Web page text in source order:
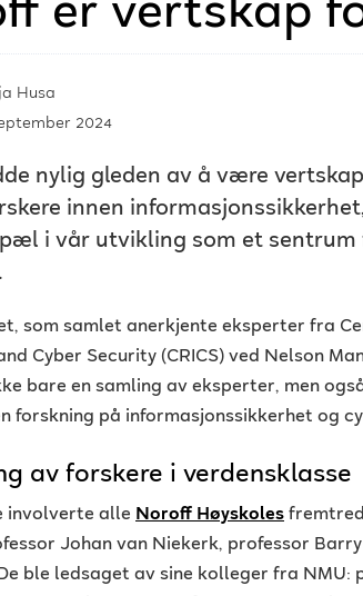
er vertskap
Husa
2024
nylig gleden av å være
innen
i vår utvikling som et sentrum
som samlet anerkjente eksperter fra
Cyber Security (CRICS) ved Nelson
bare en samling av eksperter, men
forskning på informasjonssikkerhet og
av forskere i verdensklasse
involverte alle Noroff Høyskoles
Johan van Niekerk, professor
ble ledsaget av sine kolleger fra NMU: